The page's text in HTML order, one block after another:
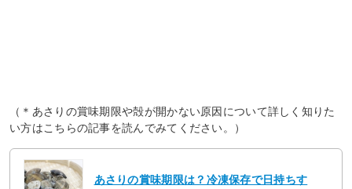
（＊あさりの賞味期限や殻が開かない原因について詳しく知りた
い方はこちらの記事を読んでみてください。）
あさりの賞味期限は？冷凍保存で日持ちす